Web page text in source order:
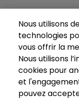
Nous utilisons
technologies
vous offrir la
Nous utilisons
cookies pour
et
pouvez